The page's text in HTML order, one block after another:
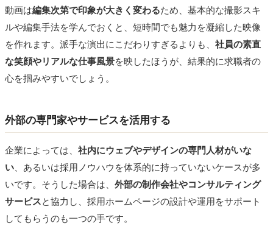
動画は編集次第で印象が大きく変わるため、基本的な撮影スキ
ルや編集手法を学んでおくと、短時間でも魅力を凝縮した映像
を作れます。派手な演出にこだわりすぎるよりも、 社員の素直
な笑顔やリアルな仕事風景を映したほうが、結果的に求職者の
心を掴みやすいでしょう。
外部の専門家やサービスを活用する
企業によっては、 社内にウェブやデザインの専門人材がいな
い 、あるいは採用ノウハウを体系的に持っていないケースが多
いです。そうした場合は、 外部の制作会社やコンサルティング
サービスと協力し、採用ホームページの設計や運用をサポート
してもらうのも一つの手です。